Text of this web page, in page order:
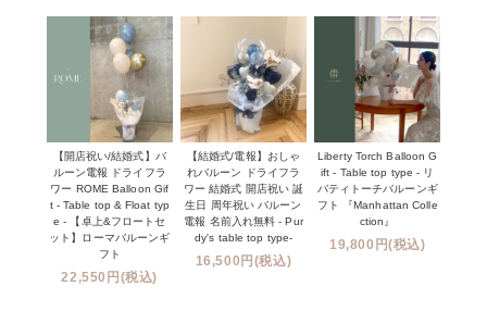
【開店祝い/結婚式】バ
ルーン電報 ドライフラ
ワー ROME Balloon Gif
t - Table top & Float typ
e - 【卓上&フロートセ
ット】ローマバルーンギ
フト
22,550円(税込)
【結婚式/電報】おしゃ
れバルーン ドライフラ
ワー 結婚式 開店祝い 誕
生日 周年祝い バルーン
電報 名前入れ無料 - Pur
dy's table top type-
16,500円(税込)
Liberty Torch Balloon G
ift - Table top type - リ
バティトーチバルーンギ
フト 『Manhattan Colle
ction』
19,800円(税込)